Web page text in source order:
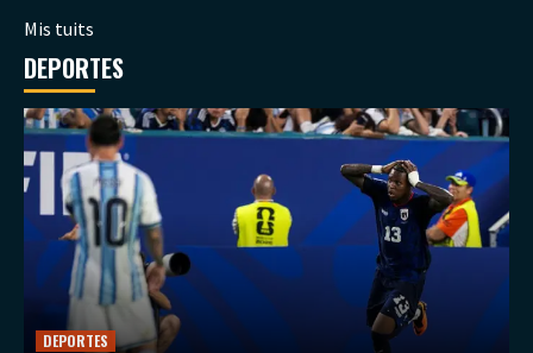
Mis tuits
DEPORTES
DEPORTES